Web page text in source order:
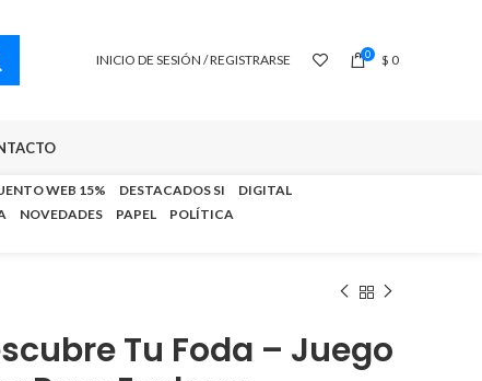
INICIO DE SESIÓN / REGISTRARSE 0 $ 0
WEB 15% DESTACADOS SI
DIGITAL
NOVEDADES PAPEL
POLÍTICA
Tu Foda – Juego